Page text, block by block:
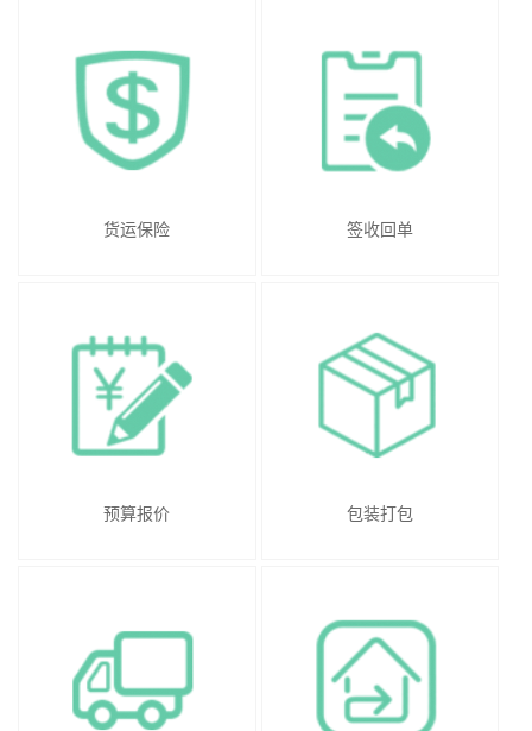
货运保险 签收回单
预算报价 包装打包